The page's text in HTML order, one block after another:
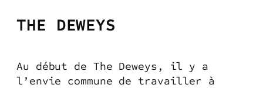
THE DEWEYS
Au début de The Deweys, il y a
l’envie commune de travailler à